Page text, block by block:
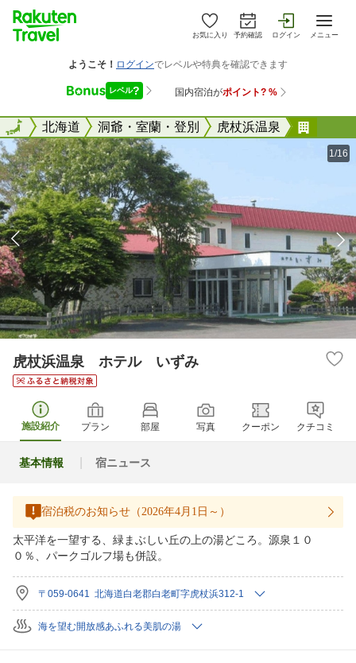
お気に入り 予約確認 ログイン メニュー
全国北海道 洞爺・室蘭・登別 虎杖浜温泉
全国
1/16
虎杖浜温泉 ホテル いずみ
施設紹介 プラン 部屋 写真 クーポン クチコミ
基本情報 宿ニュース
宿泊税のお知らせ（2026年4月1日～）
太平洋を一望する、緑まぶしい丘の上の湯どころ。源泉１０
０％、パークゴルフ場も併設。
〒059-0641 北海道白老郡白老町字虎杖浜312-1
海を望む開放感あふれる美肌の湯